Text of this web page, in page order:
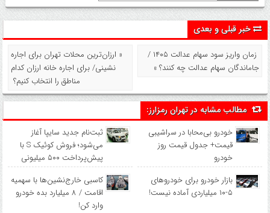
خبر قبلی و بعدی
زمان واریز سود سهام عدالت ۱۴۰۵ /
جاماندگان سهام عدالت چه کنند؟ »
« ارزان‌ترین محلات تهران برای اجاره
نشینی/ برای اجاره خانه ارزان کدام
مناطق را انتخاب کنیم؟
مطالب مشابه در تهران رمزارز:
خودرو بی‌محابا در سراشیبی
قیمت+ جدول قیمت روز
خودرو
ثبت‌نام جدید سایپا آغاز
می‌شود؛ فروش کوئیک S با
پیش‌پرداخت ۵۰۰ میلیونی
بازار خودرو برای خودروهای
۵-۱۰ میلیاردی آماده نیست!
کاسبی خارج‌نشین‌ها با سهمیه
اقامت / ۸ میلیارد بده خودرو
وارد کن!